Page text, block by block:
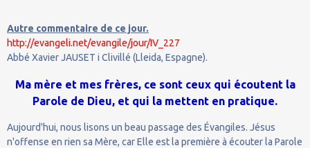
Autre commentaire de ce jour.
http://evangeli.net/evangile/jour/IV_227
Abbé Xavier JAUSET i Clivillé (Lleida, Espagne).
Ma mère et mes frères, ce sont ceux qui écoutent la
Parole de Dieu, et qui la mettent en pratique.
Aujourd'hui, nous lisons un beau passage des Évangiles. Jésus
n'offense en rien sa Mère, car Elle est la première à écouter la Parole